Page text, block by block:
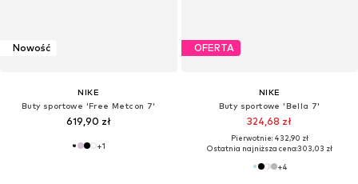
Nowość
NIKE
Buty sportowe 'Free Metcon 7'
619,90 zł
+1
OFERTA
NIKE
Buty sportowe 'Bella 7'
324,68 zł
Pierwotnie: 432,90 zł
Ostatnia najniższa cena:303,03 zł
+4